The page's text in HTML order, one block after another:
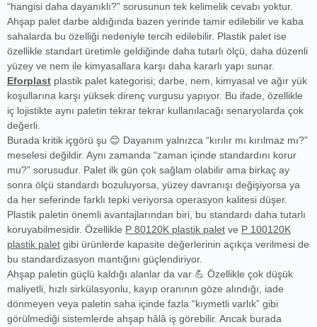
“hangisi daha dayanıklı?” sorusunun tek kelimelik cevabı yoktur.
Ahşap palet darbe aldığında bazen yerinde tamir edilebilir ve kaba
sahalarda bu özelliği nedeniyle tercih edilebilir. Plastik palet ise
özellikle standart üretimle geldiğinde daha tutarlı ölçü, daha düzenli
yüzey ve nem ile kimyasallara karşı daha kararlı yapı sunar.
Eforplast plastik palet kategorisi; darbe, nem, kimyasal ve ağır yük
koşullarına karşı yüksek direnç vurgusu yapıyor. Bu ifade, özellikle
iç lojistikte aynı paletin tekrar tekrar kullanılacağı senaryolarda çok
değerli.
Burada kritik içgörü şu 😊 Dayanım yalnızca “kırılır mı kırılmaz mı?”
meselesi değildir. Aynı zamanda “zaman içinde standardını korur
mu?” sorusudur. Palet ilk gün çok sağlam olabilir ama birkaç ay
sonra ölçü standardı bozuluyorsa, yüzey davranışı değişiyorsa ya
da her seferinde farklı tepki veriyorsa operasyon kalitesi düşer.
Plastik paletin önemli avantajlarından biri, bu standardı daha tutarlı
koruyabilmesidir. Özellikle P 80120K plastik palet ve P 100120K
plastik palet gibi ürünlerde kapasite değerlerinin açıkça verilmesi de
bu standardizasyon mantığını güçlendiriyor.
Ahşap paletin güçlü kaldığı alanlar da var 💪 Özellikle çok düşük
maliyetli, hızlı sirkülasyonlu, kayıp oranının göze alındığı, iade
dönmeyen veya paletin saha içinde fazla “kıymetli varlık” gibi
görülmediği sistemlerde ahşap hâlâ iş görebilir. Ancak burada